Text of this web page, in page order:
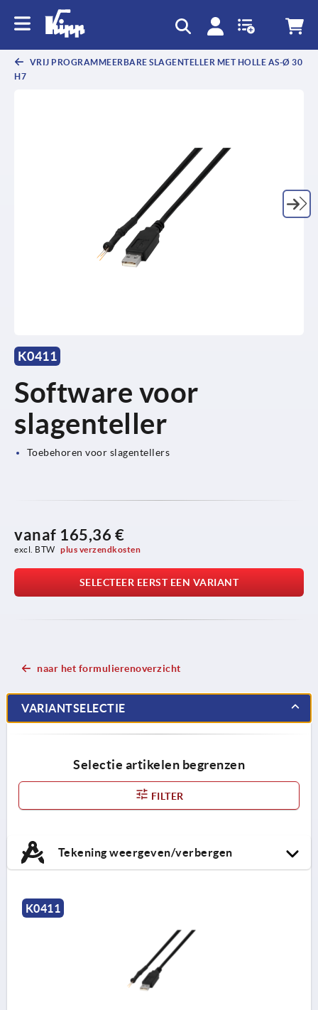
VRIJ PROGRAMMEERBARE SLAGENTELLER MET HOLLE AS-Ø 30
H7
K0411
Software voor
slagenteller
Toebehoren voor slagentellers
vanaf 165,36 €
excl. BTW plus verzendkosten
SELECTEER EERST EEN VARIANT
naar het formulierenoverzicht
VARIANTSELECTIE
Selectie artikelen begrenzen
FILTER
Tekening weergeven/verbergen
K0411